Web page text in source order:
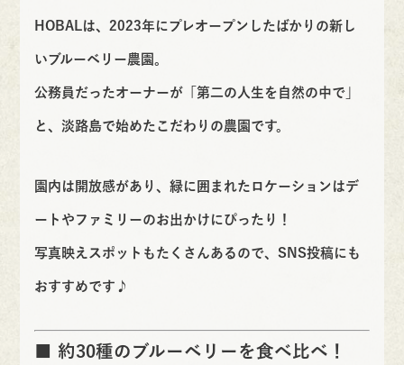
HOBALは、2023年にプレオープンしたばかりの新し
いブルーベリー農園。
公務員だったオーナーが「第二の人生を自然の中で」
と、淡路島で始めたこだわりの農園です。
園内は開放感があり、緑に囲まれたロケーションはデ
ートやファミリーのお出かけにぴったり！
写真映えスポットもたくさんあるので、SNS投稿にも
おすすめです♪
■ 約30種のブルーベリーを食べ比べ！